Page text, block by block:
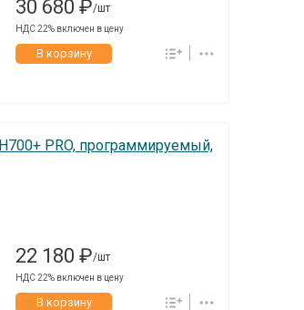
30 680 ₽/шт
НДС 22% включен в цену
В корзину
PRO, программируемый,
22 180 ₽/шт
НДС 22% включен в цену
В корзину